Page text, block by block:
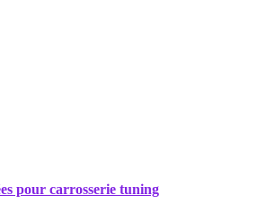
pour carrosserie tuning